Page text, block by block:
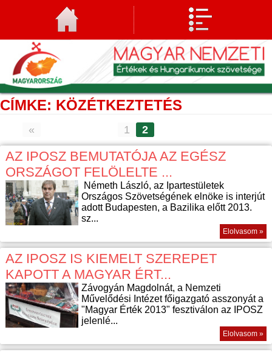
CÍMKE: KÖZÉTKEZTETÉS
« 1 2
AZ IPOSZ BEMUTATÓJA AZ EGÉSZ
ORSZÁGOT FELÖLELTE ...
Németh László, az Ipartestületek
Országos Szövetségének elnöke is interjút
adott Budapesten, a Bazilika előtt 2013.
sz...
Elolvasom »
AZ IPOSZ IS KIEMELT SZEREPET
KAPOTT A MAGYAR ÉRT...
Závogyán Magdolnát, a Nemzeti
Művelődési Intézet főigazgató asszonyát a
"Magyar Érték 2013" fesztiválon az IPOSZ
jelenlé...
Elolvasom »